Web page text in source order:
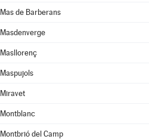
Mas de Barberans
Masdenverge
Masllorenç
Maspujols
Miravet
Montblanc
Montbrió del Camp